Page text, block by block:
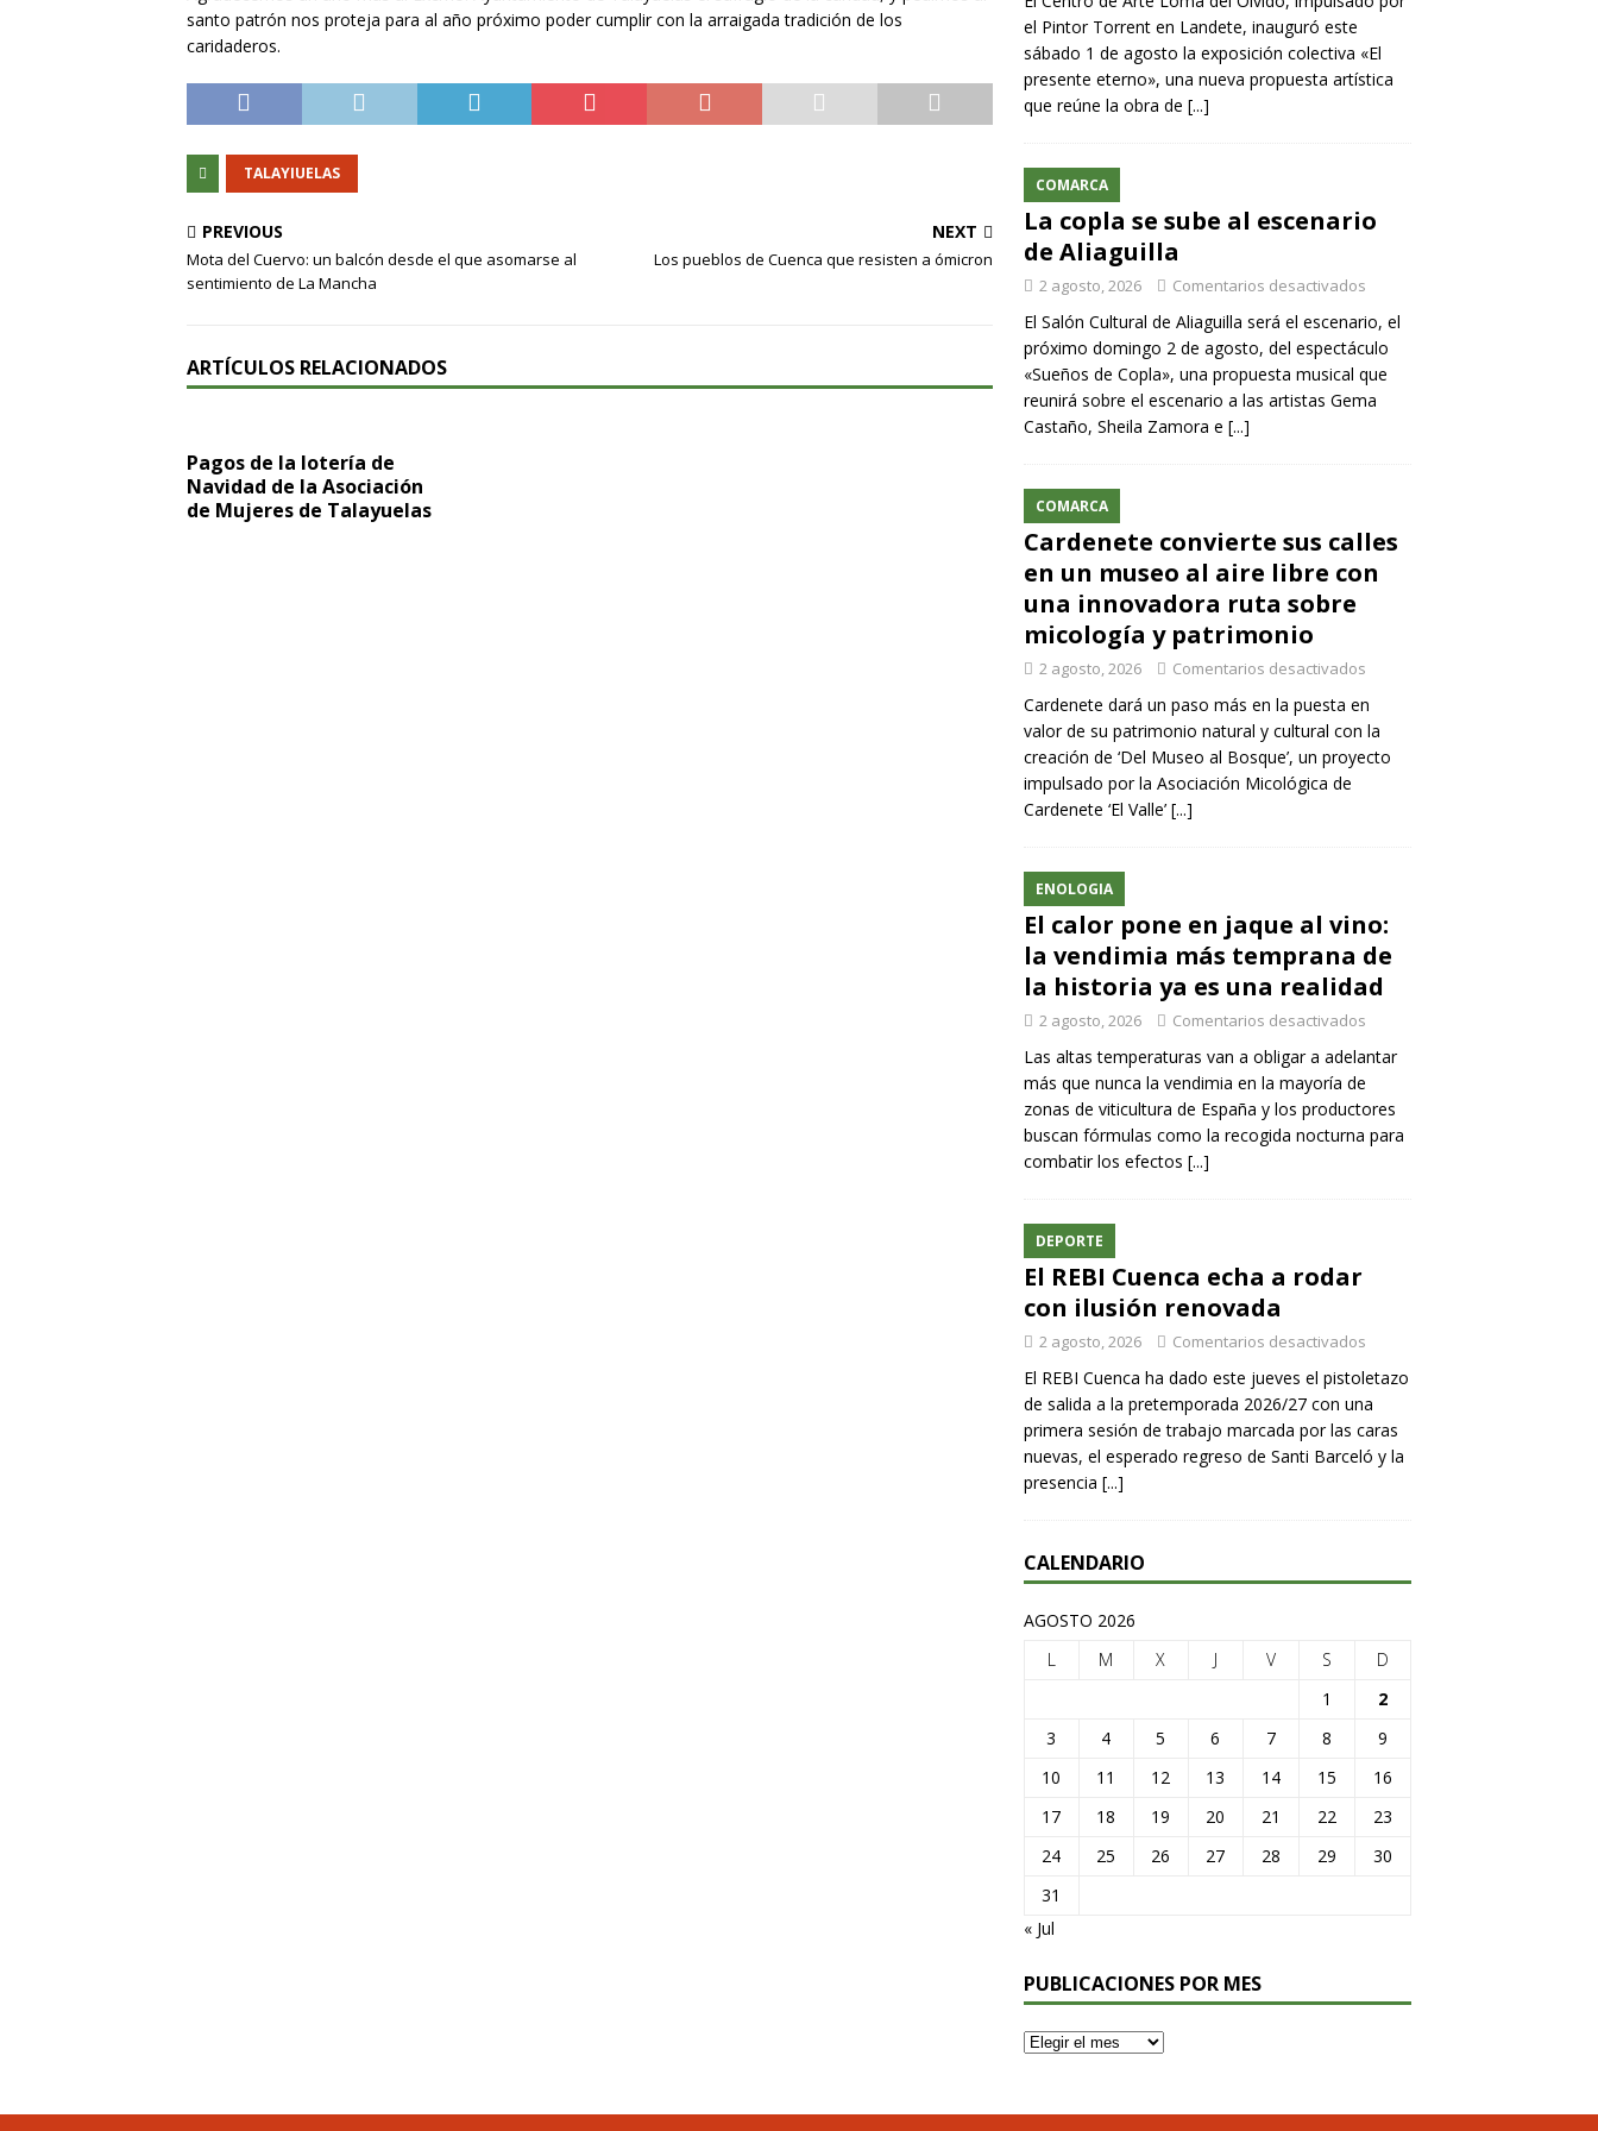
santo patrón nos proteja para al año próximo poder cumplir con la arraigada tradición de los
caridaderos.
TALAYIUELAS
PREVIOUS
Mota del Cuervo: un balcón desde el que asomarse al
sentimiento de La Mancha
NEXT
Los pueblos de Cuenca que resisten a ómicron
ARTÍCULOS RELACIONADOS
Pagos de la lotería de
Navidad de la Asociación
de Mujeres de Talayuelas
el Pintor Torrent en Landete, inauguró este
sábado 1 de agosto la exposición colectiva «El
presente eterno», una nueva propuesta artística
que reúne la obra de [...]
COMARCA
La copla se sube al escenario
de Aliaguilla
2 agosto, 2026 Comentarios desactivados
El Salón Cultural de Aliaguilla será el escenario, el
próximo domingo 2 de agosto, del espectáculo
«Sueños de Copla», una propuesta musical que
reunirá sobre el escenario a las artistas Gema
Castaño, Sheila Zamora e [...]
COMARCA
Cardenete convierte sus calles
en un museo al aire libre con
una innovadora ruta sobre
micología y patrimonio
2 agosto, 2026 Comentarios desactivados
Cardenete dará un paso más en la puesta en
valor de su patrimonio natural y cultural con la
creación de ‘Del Museo al Bosque’, un proyecto
impulsado por la Asociación Micológica de
Cardenete ‘El Valle’ [...]
ENOLOGIA
El calor pone en jaque al vino:
la vendimia más temprana de
la historia ya es una realidad
2 agosto, 2026 Comentarios desactivados
Las altas temperaturas van a obligar a adelantar
más que nunca la vendimia en la mayoría de
zonas de viticultura de España y los productores
buscan fórmulas como la recogida nocturna para
combatir los efectos [...]
DEPORTE
El REBI Cuenca echa a rodar
con ilusión renovada
2 agosto, 2026 Comentarios desactivados
El REBI Cuenca ha dado este jueves el pistoletazo
de salida a la pretemporada 2026/27 con una
primera sesión de trabajo marcada por las caras
nuevas, el esperado regreso de Santi Barceló y la
presencia [...]
CALENDARIO
AGOSTO 2026
L
M X J V S
D
1
2
3
4 5 6 7 8
9
10
11 12 13 14 15
16
17
18 19 20 21 22
23
24
25 26 27 28 29
30
31
« Jul
PUBLICACIONES POR MES